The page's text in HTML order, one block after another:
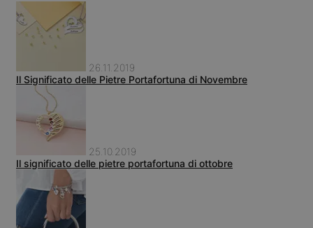
26.11.2019
Il Significato delle Pietre Portafortuna di Novembre
25.10.2019
Il significato delle pietre portafortuna di ottobre